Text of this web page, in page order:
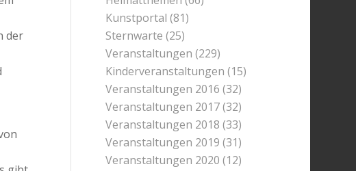
der
Kunstportal (81)
Sternwarte (25)
Veranstaltungen (229)
Kinderveranstaltungen (15)
Veranstaltungen 2016 (32)
Veranstaltungen 2017(32)
Veranstaltungen 2018 (33)
Veranstaltungen 2019 (31)
Veranstaltungen 2020 (12)